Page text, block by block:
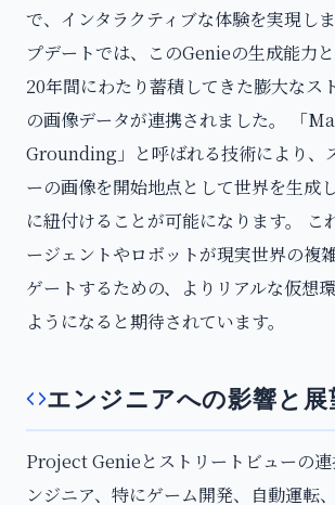
で、インタラクティブな体験を実現し
プデートでは、このGenieの生成能力
20年間にわたり蓄積してきた膨大なス
の画像データが連携されました。 「
Grounding」と呼ばれる技術により、
ーの画像を開始地点として世界を生成
に紐付けることが可能になります。 こ
ージェントやロボットが現実世界の複
ゲートするための、よりリアルな仮想
ようになると期待されています。
エンジニアへの影響と展
Project Genieとストリートビューの
ンジニア、特にゲーム開発、自動運転